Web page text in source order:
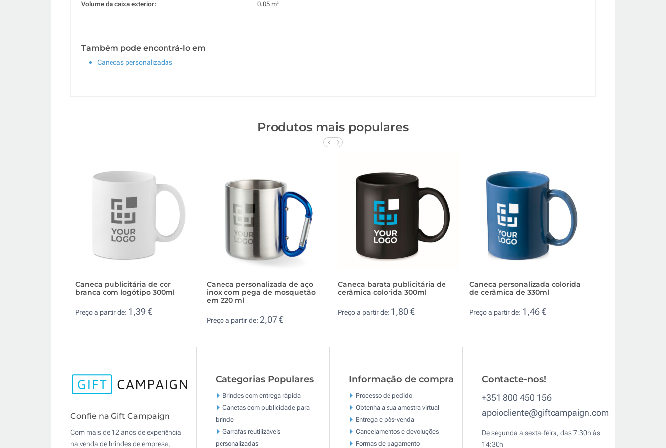
Volume da caixa exterior: 0.05 m³
Também pode encontrá-lo em
Canecas personalizadas
Produtos mais populares
Caneca publicitária de cor
branca com logótipo 300ml
Preço a partir de: 1,39 €
Caneca personalizada de aço
inox com pega de mosquetão
em 220 ml
Preço a partir de: 2,07 €
Caneca barata publicitária de
cerâmica colorida 300ml
Preço a partir de: 1,80 €
Caneca personalizada colorida
de cerâmica de 330ml
Preço a partir de: 1,46 €
Confie na Gift Campaign
Com mais de 12 anos de experiência
na venda de brindes de empresa,
Categorias Populares
Brindes com entrega rápida
Canetas com publicidade para
brinde
Garrafas reutilizáveis
personalizadas
Informação de compra
Processo de pedido
Obtenha a sua amostra virtual
Entrega e pós-venda
Cancelamentos e devoluções
Formas de pagamento
Contacte-nos!
+351 800 450 156
apoiocliente@giftcampaign.com
De segunda a sexta-feira, das 7:30h às
14:30h